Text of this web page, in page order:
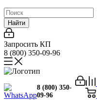
Найти
Запросить КП
8 (800) 350-09-96
8 (800) 350-
09-96